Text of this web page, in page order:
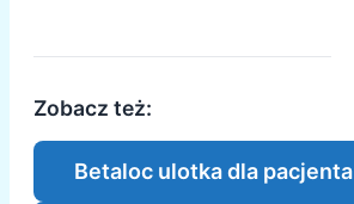
Zobacz też:
Betaloc ulotka dla pacjenta